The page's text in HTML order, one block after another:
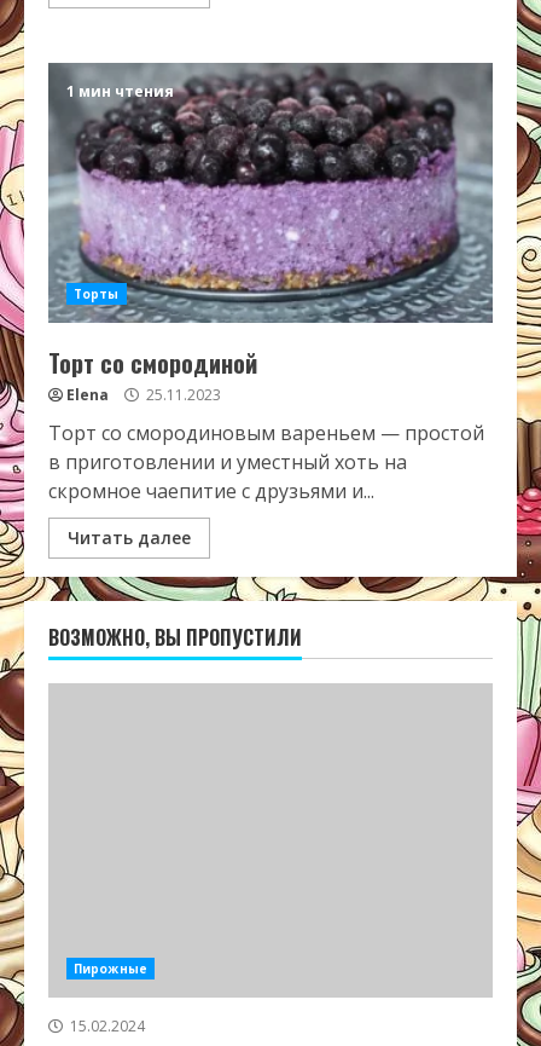
1 мин чтения
Торты
Торт со смородиной
Elena 25.11.2023
Торт со смородиновым вареньем — простой
в приготовлении и уместный хоть на
скромное чаепитие с друзьями и...
Читать далее
ВОЗМОЖНО, ВЫ ПРОПУСТИЛИ
Пирожные
15.02.2024